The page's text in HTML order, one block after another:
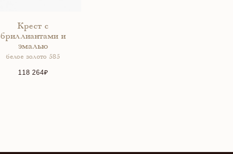
Крест с
бриллиантами и
эмалью
белое золото 585
118 264